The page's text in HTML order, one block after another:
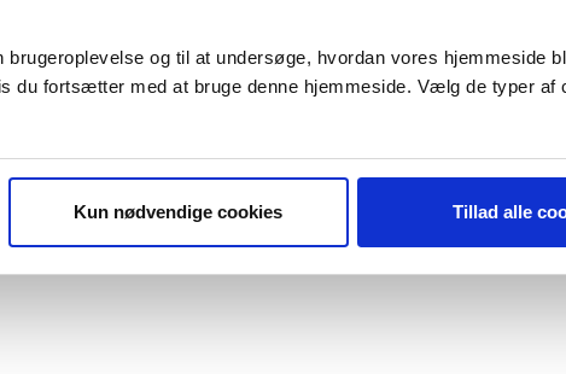
og til at undersøge, hvordan vores hjemmeside
du fortsætter med at bruge denne hjemmeside. Vælg de typer af
Kun nødvendige cookies Tillad alle